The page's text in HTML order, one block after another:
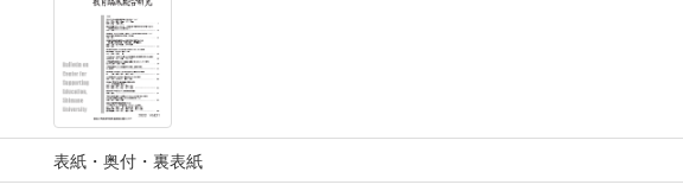
表紙・奥付・裏表紙